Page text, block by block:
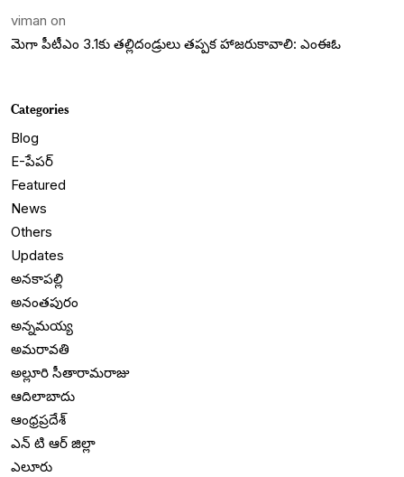
viman on
మెగా పీటీఎం 3.1కు తల్లిదండ్రులు తప్పక హాజరుకావాలి: ఎంఈఓ
Categories
Blog
E-పేపర్
Featured
News
Others
Updates
అనకాపల్లి
అనంతపురం
అన్నమయ్య
అమరావతి
అల్లూరి సీతారామరాజు
ఆదిలాబాదు
ఆంధ్రప్రదేశ్
ఎన్ టి ఆర్ జిల్లా
ఎలూరు